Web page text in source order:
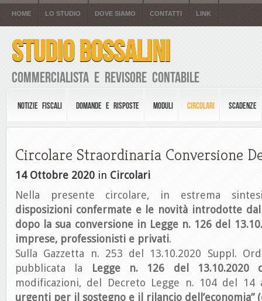
HOME LO STUDIO DOVE SIAMO CONTATTI LINK
STUDIO BOSSALINI
Commercialista e Revisore Contabile
NOTIZIE FISCALI DOMANDE E RISPOSTE MODULI CIRCOLARI SCADENZE
Circolare Straordinaria Conversione
14 Ottobre 2020 in Circolari
Nella presente circolare, in estrema
disposizioni confermate e le novità introdotte dal
dopo la sua conversione in Legge n. 126 del
imprese, professionisti e privati.
Sulla Gazzetta n. 253 del 13.10.2020 Suppl.
pubblicata la
Legge n. 126 del 13.10.2020
modificazioni, del Decreto Legge n. 104 del 14
urgenti per il sostegno e il rilancio dell’economia”